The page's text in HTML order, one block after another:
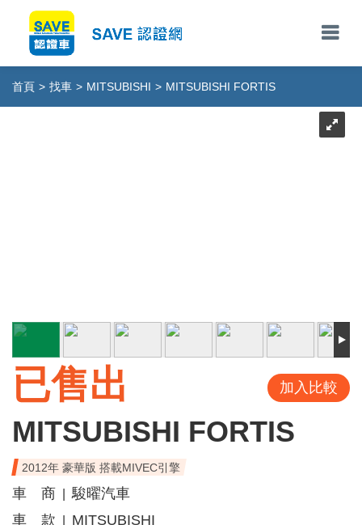
首頁 > 找車 > MITSUBISHI > MITSUBISHI FORTIS
已售出 加入比較
MITSUBISHI FORTIS
2012年 豪華版 搭載MIVEC引擎
車 商
駿曜汽車
車 款
MITSUBISHI